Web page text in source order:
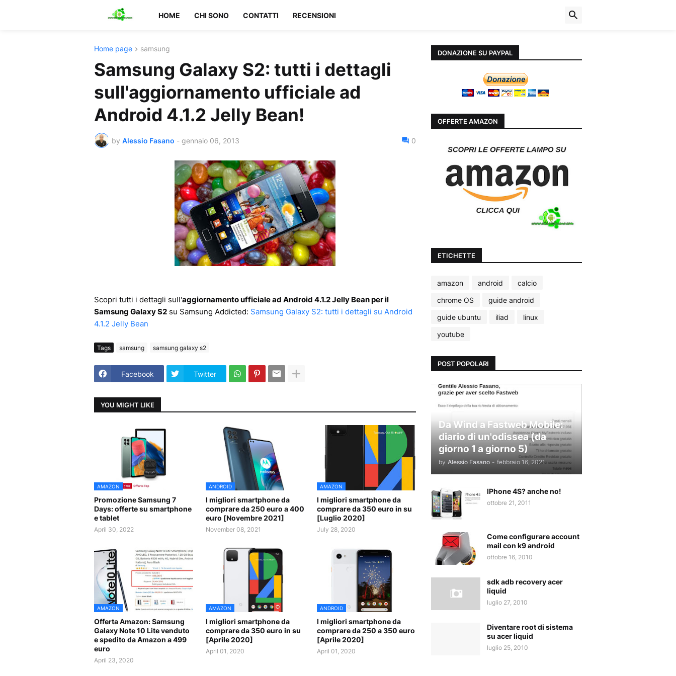
HOME CHI SONO CONTATTI RECENSIONI
Home page samsung
Samsung Galaxy S2: tutti i dettagli
sull'aggiornamento ufficiale ad
Android 4.1.2 Jelly Bean!
by Alessio Fasano - gennaio 06, 2013 0
Scopri tutti i dettagli sull'aggiornamento ufficiale ad Android 4.1.2 Jelly Bean per il
Samsung Galaxy S2 su Samsung Addicted: Samsung Galaxy S2: tutti i dettagli su Android
4.1.2 Jelly Bean
Tags samsung samsung galaxy s2
Facebook Twitter
YOU MIGHT LIKE
AMAZON
Promozione Samsung 7
Days: offerte su smartphone
e tablet
April 30, 2022
ANDROID
I migliori smartphone da
comprare da 250 euro a 400
euro [Novembre 2021]
November 08, 2021
AMAZON
I migliori smartphone da
comprare da 350 euro in su
[Luglio 2020]
July 28, 2020
AMAZON
Offerta Amazon: Samsung
Galaxy Note 10 Lite venduto
e spedito da Amazon a 499
euro
April 23, 2020
AMAZON
I migliori smartphone da
comprare da 350 euro in su
[Aprile 2020]
April 01, 2020
ANDROID
I migliori smartphone da
comprare da 250 a 350 euro
[Aprile 2020]
April 01, 2020
DONAZIONE SU PAYPAL
OFFERTE AMAZON
ETICHETTE
amazon android
calcio
chrome OS
guide android
guide ubuntu
iliad
linux
youtube
POST POPOLARI
Da Wind a Fastweb Mobile:
diario di un'odissea (da
giorno 1 a giorno 5)
by Alessio Fasano - febbraio 16, 2021
IPhone 4S? anche no!
ottobre 21, 2011
Come configurare account
mail con k9 android
ottobre 16, 2010
sdk adb recovery acer
liquid
luglio 27, 2010
Diventare root di sistema
su acer liquid
luglio 25, 2010